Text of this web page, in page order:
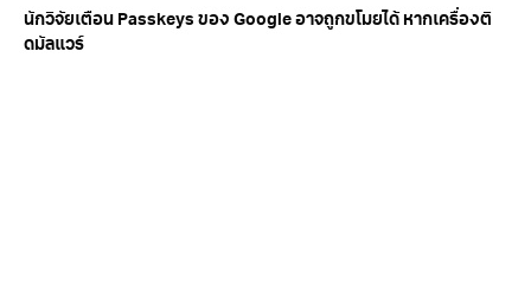
นักวิจัยเตือน Passkeys ของ Google อาจถูกขโมยได้ หากเครื่องติ
ดมัลแวร์